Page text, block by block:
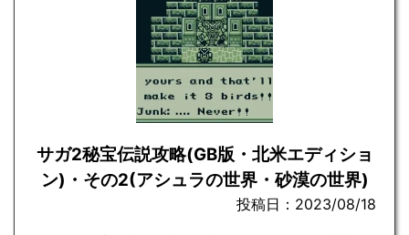
サガ2秘宝伝説攻略(GB版・北米エディショ
ン)・その2(アシュラの世界・砂漠の世界)
投稿日：2023/08/18